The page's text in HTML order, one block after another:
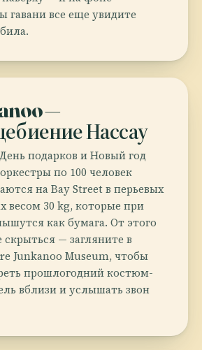
гавани все еще увидите
—
Нассау
подарков и Новый год
по 100 человек
на Bay Street в перьевых
весом 30 kg, которые при
как бумага. От этого
— загляните в
Junkanoo Museum, чтобы
прошлогодний костюм-
вблизи и услышать звон